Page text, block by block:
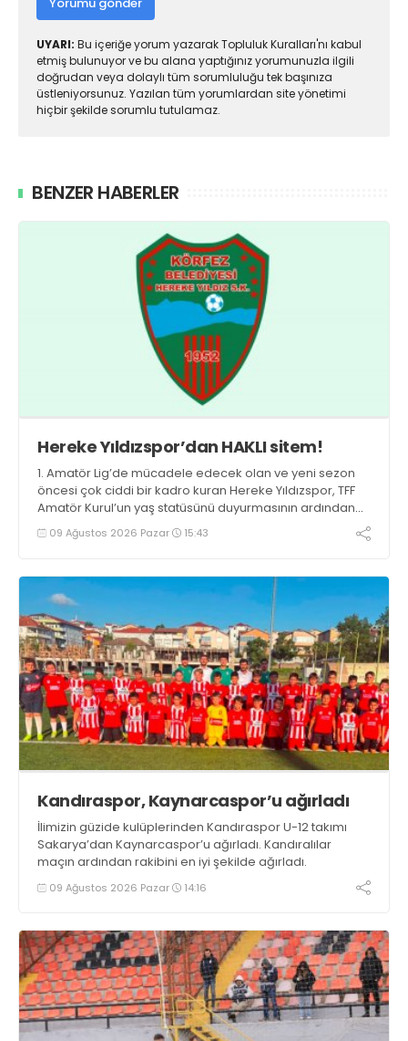
UYARI: Bu içeriğe yorum yazarak Topluluk Kuralları'nı kabul
etmiş bulunuyor ve bu alana yaptığınız yorumunuzla ilgili
doğrudan veya dolaylı tüm sorumluluğu tek başınıza
üstleniyorsunuz. Yazılan tüm yorumlardan site yönetimi
hiçbir şekilde sorumlu tutulamaz.
BENZER HABERLER
Hereke Yıldızspor’dan HAKLI sitem!
1. Amatör Lig’de mücadele edecek olan ve yeni sezon
öncesi çok ciddi bir kadro kuran Hereke Yıldızspor, TFF
Amatör Kurul’un yaş statüsünü duyurmasının ardından
büyük bir şok yaşadı.
09 Ağustos 2026 Pazar 15:43
Kandıraspor, Kaynarcaspor’u ağırladı
İlimizin güzide kulüplerinden Kandıraspor U-12 takımı
Sakarya’dan Kaynarcaspor’u ağırladı. Kandıralılar
maçın ardından rakibini en iyi şekilde ağırladı.
09 Ağustos 2026 Pazar 14:16